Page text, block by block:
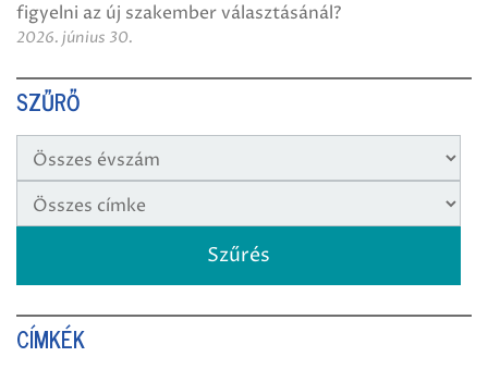
figyelni az új szakember választásánál?
2026. június 30.
SZŰRŐ
CÍMKÉK